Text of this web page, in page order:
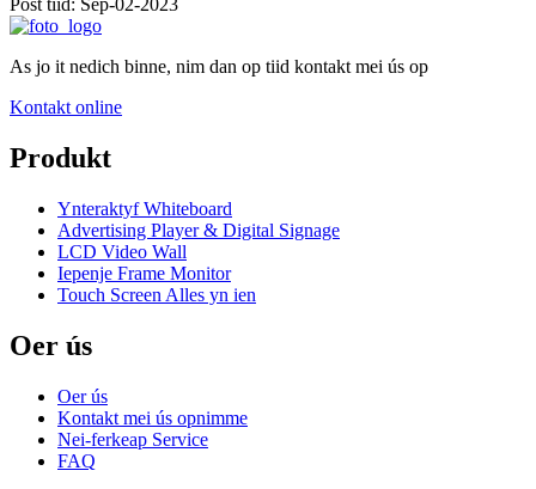
As jo ​​​​it nedich binne, nim dan op tiid kontakt mei ús op
Kontakt online
Produkt
Ynteraktyf Whiteboard
Advertising Player & Digital Signage
LCD Video Wall
Iepenje Frame Monitor
Touch Screen Alles yn ien
Oer ús
Oer ús
Kontakt mei ús opnimme
Nei-ferkeap Service
FAQ